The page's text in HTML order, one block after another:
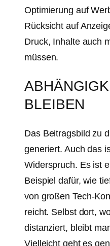
Optimierung auf
Rücksicht auf
Druck, Inhalte auch
müssen.
BLEIBEN
Das Beitragsbild zu
generiert. Auch das
Widerspruch. Es ist
Beispiel dafür, wie
von großen Tech-
reicht. Selbst dort,
distanziert, bleibt
Vielleicht geht es